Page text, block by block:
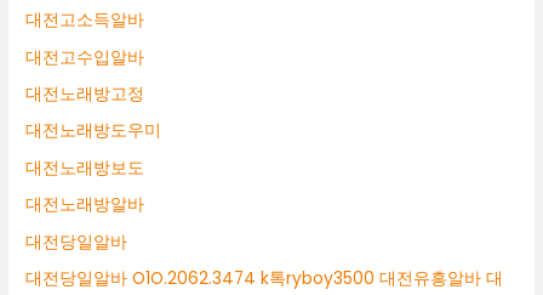
대전고소득알바
대전고수입알바
대전노래방고정
대전노래방도우미
대전노래방보도
대전노래방알바
대전당일알바
대전당일알바 O1O.2062.3474 k톡ryboy3500 대전유흥알바 대